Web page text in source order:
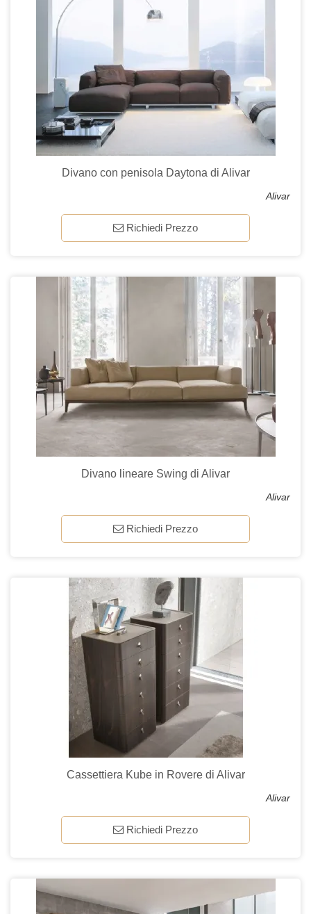
Divano con penisola Daytona di Alivar
Alivar
Richiedi Prezzo
Divano lineare Swing di Alivar
Alivar
Richiedi Prezzo
Cassettiera Kube in Rovere di Alivar
Alivar
Richiedi Prezzo